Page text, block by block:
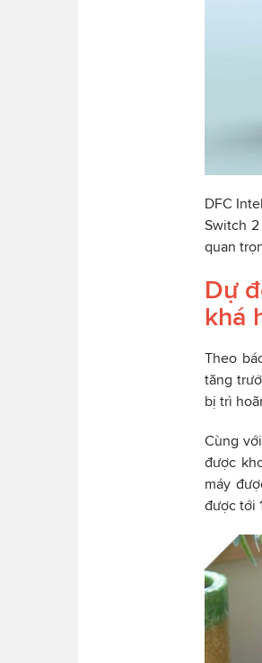
DFC
Switch
quan
Dự
khá
Theo
tăng
bị trì
Cùng
được
máy
được tới